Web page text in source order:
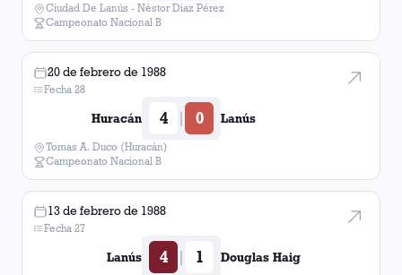
Ciudad De Lanús - Néstor Diaz Pérez
Campeonato Nacional B
20 de febrero de 1988
Fecha 28
Huracán 4 | 0 Lanús
Tomas A. Duco (Huracán)
Campeonato Nacional B
13 de febrero de 1988
Fecha 27
Lanús 4 | 1 Douglas Haig